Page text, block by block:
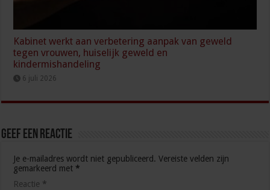
Kabinet werkt aan verbetering aanpak van geweld
tegen vrouwen, huiselijk geweld en
kindermishandeling
6 juli 2026
Geef een reactie
Je e-mailadres wordt niet gepubliceerd. Vereiste velden zijn
gemarkeerd met *
Reactie *